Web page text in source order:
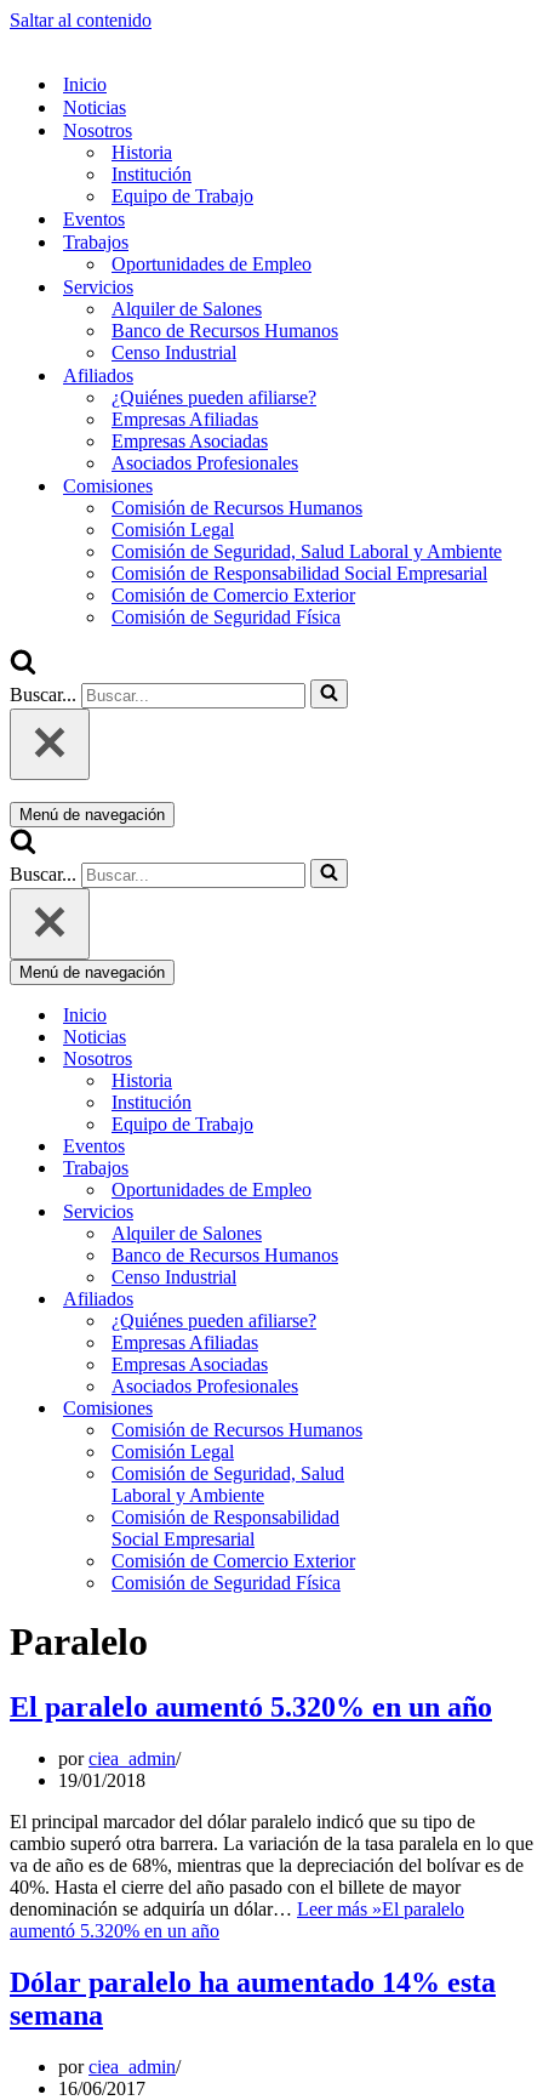
Saltar al contenido
Inicio
Noticias
Nosotros
Historia
Institución
Equipo de Trabajo
Eventos
Trabajos
Oportunidades de Empleo
Servicios
Alquiler de Salones
Banco de Recursos Humanos
Censo Industrial
Afiliados
¿Quiénes pueden afiliarse?
Empresas Afiliadas
Empresas Asociadas
Asociados Profesionales
Comisiones
Comisión de Recursos Humanos
Comisión Legal
Comisión de Seguridad, Salud Laboral y Ambiente
Comisión de Responsabilidad Social Empresarial
Comisión de Comercio Exterior
Comisión de Seguridad Física
Buscar...
Menú de navegación
Buscar...
Menú de navegación
Inicio
Noticias
Nosotros
Historia
Institución
Equipo de Trabajo
Eventos
Trabajos
Oportunidades de Empleo
Servicios
Alquiler de Salones
Banco de Recursos Humanos
Censo Industrial
Afiliados
¿Quiénes pueden afiliarse?
Empresas Afiliadas
Empresas Asociadas
Asociados Profesionales
Comisiones
Comisión de Recursos Humanos
Comisión Legal
Comisión de Seguridad, Salud
Laboral y Ambiente
Comisión de Responsabilidad
Social Empresarial
Comisión de Comercio Exterior
Comisión de Seguridad Física
Paralelo
El paralelo aumentó 5.320% en un año
porciea_admin
19/01/2018
El principal marcador del dólar paralelo indicó que su tipo de
cambio superó otra barrera. La variación de la tasa paralela en lo que
va de año es de 68%, mientras que la depreciación del bolívar es de
40%. Hasta el cierre del año pasado con el billete de mayor
denominación se adquiría un dólar… Leer más »El paralelo
aumentó 5.320% en un año
Dólar paralelo ha aumentado 14% esta
semana
porciea_admin
16/06/2017